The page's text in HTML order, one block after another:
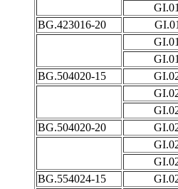
BG.423016-20
BG.504020-15
BG.504020-20
BG.554024-15